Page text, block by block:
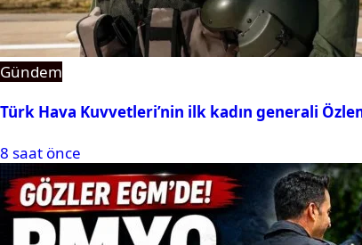
Gündem
Türk Hava Kuvvetleri’nin ilk kadın generali
8 saat önce